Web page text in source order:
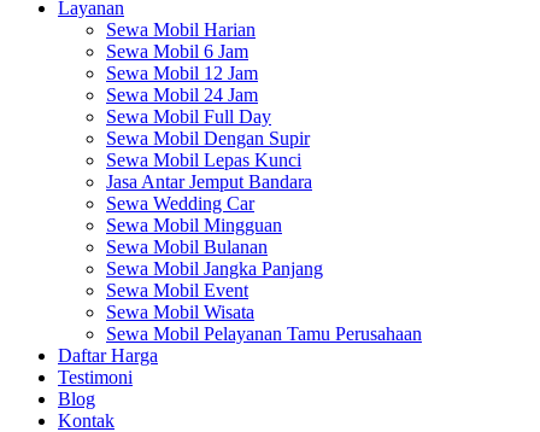
Layanan
Sewa Mobil Harian
Sewa Mobil 6 Jam
Sewa Mobil 12 Jam
Sewa Mobil 24 Jam
Sewa Mobil Full Day
Sewa Mobil Dengan Supir
Sewa Mobil Lepas Kunci
Jasa Antar Jemput Bandara
Sewa Wedding Car
Sewa Mobil Mingguan
Sewa Mobil Bulanan
Sewa Mobil Jangka Panjang
Sewa Mobil Event
Sewa Mobil Wisata
Sewa Mobil Pelayanan Tamu Perusahaan
Daftar Harga
Testimoni
Blog
Kontak